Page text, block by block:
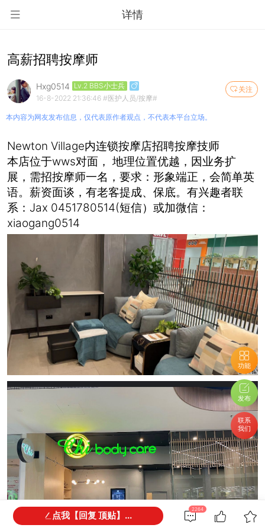
详情
功能
发布
联系
我们
高薪招聘按摩师
关注
Hxg0514 Lv.2 BBS小士兵
16-8-2022 21:36:46 #医护人员/按摩#
本内容为网友发布信息，仅代表原作者观点，不代表本平台立场。
Newton Village内连锁按摩店招聘按摩技师
本店位于wws对面， 地理位置优越，因业务扩
展，需招按摩师一名，要求：形象端正，会简单英
语。薪资面谈，有老客提成、保底。有兴趣者联
系：Jax 0451780514(短信）或加微信：
xiaogang0514
2264
点我【回复 顶贴】...